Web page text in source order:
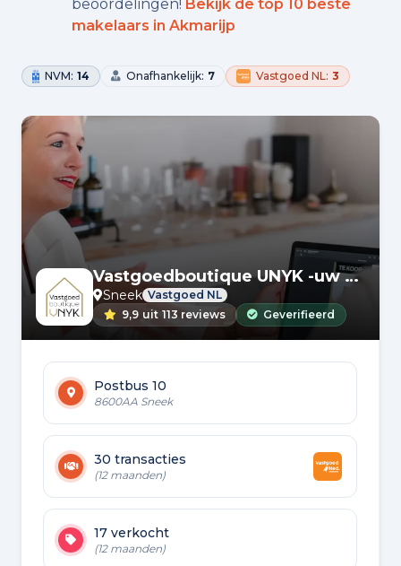
beoordelingen! Bekijk de top 10 beste
makelaars in Akmarijp
NVM: 14 Onafhankelijk: 7 Vastgoed NL: 3
Vastgoedboutique UNYK -uw persoonlijke makelaar-
Sneek Vastgoed NL
9,9 uit 113 reviews Geverifieerd
Postbus 10
8600AA Sneek
30 transacties
(12 maanden)
17 verkocht
(12 maanden)